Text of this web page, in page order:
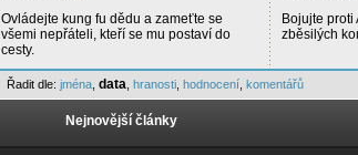
Ovládejte kung fu dědu a zameťte se
všemi nepřáteli, kteří se mu postaví do
cesty.
Bojujte proti
zběsilých
Řadit dle: jména, data hranosti, hodnocení, komentářů
Nejnovější články